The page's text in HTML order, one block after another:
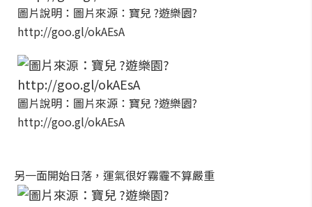
圖片說明：圖片來源：寶兒 ?遊樂園?
http://goo.gl/okAEsA
圖片說明：圖片來源：寶兒 ?遊樂園?
http://goo.gl/okAEsA
另一面開始日落，運氣很好霧霾不算嚴重